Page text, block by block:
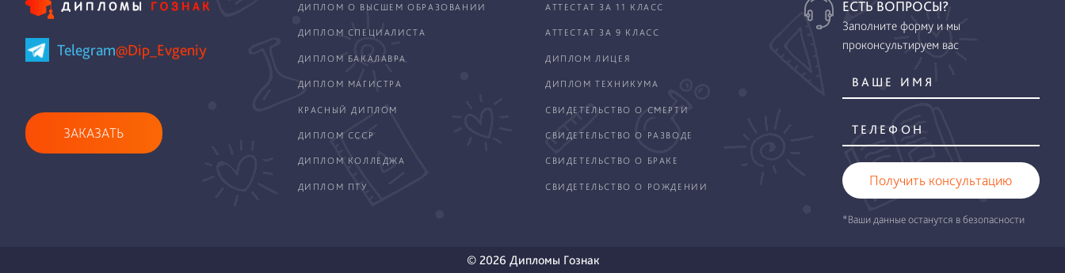
Telegram@Dip_Evgeniy
ЗАКАЗАТЬ
ДИПЛОМ О ВЫСШЕМ ОБРАЗОВАНИИ АТТЕСТАТ ЗА 11 КЛАСС
ДИПЛОМ СПЕЦИАЛИСТА АТТЕСТАТ ЗА 9 КЛАСС
ДИПЛОМ БАКАЛАВРА ДИПЛОМ ЛИЦЕЯ
ДИПЛОМ МАГИСТРА ДИПЛОМ ТЕХНИКУМА
КРАСНЫЙ ДИПЛОМ СВИДЕТЕЛЬСТВО О СМЕРТИ
ДИПЛОМ СССР СВИДЕТЕЛЬСТВО О РАЗВОДЕ
ДИПЛОМ КОЛЛЕДЖА СВИДЕТЕЛЬСТВО О БРАКЕ
ДИПЛОМ ПТУ СВИДЕТЕЛЬСТВО О РОЖДЕНИИ
ЕСТЬ ВОПРОСЫ?
Заполните форму и мы
проконсультируем вас
Получить консультацию
*Ваши данные останутся в безопасности
© 2026 Дипломы Гознак